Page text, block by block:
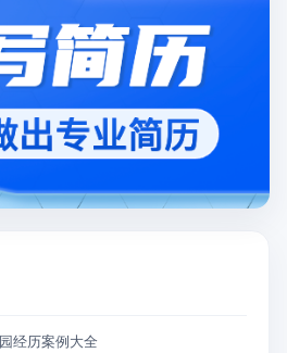
经历案例大全